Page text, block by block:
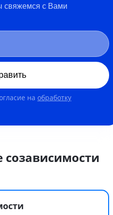
свяжемся с Вами
на обработку
созависимости